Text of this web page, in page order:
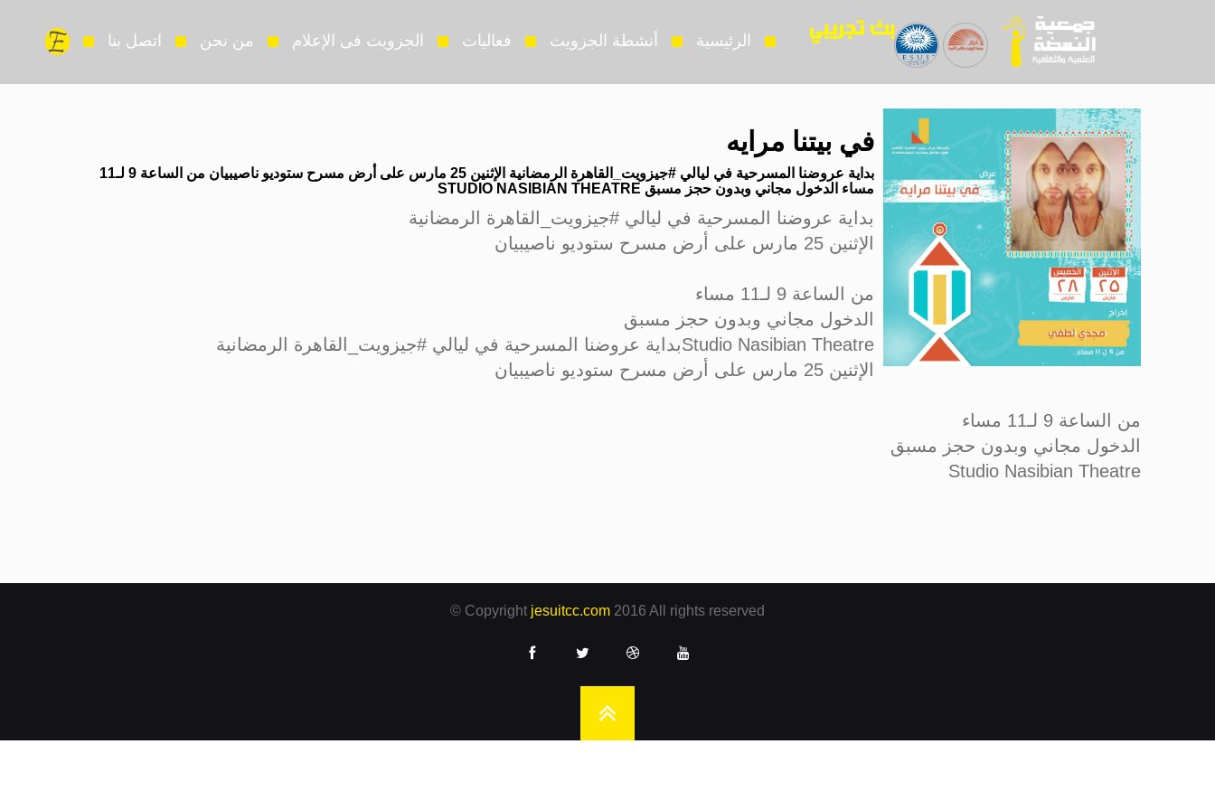
الرئيسية أنشطة الجزويت فعاليات الجزويت فى الإعلام من نحن اتصل بنا
في بيتنا مرايه
بداية عروضنا المسرحية في ليالي #جيزويت_القاهرة الرمضانية الإثنين 25 مارس على أرض مسرح ستوديو ناصيبيان من الساعة 9 لـ11
مساء الدخول مجاني وبدون حجز مسبق STUDIO NASIBIAN THEATRE
بداية عروضنا المسرحية في ليالي #جيزويت_القاهرة الرمضانية
الإثنين 25 مارس على أرض مسرح ستوديو ناصيبيان
من الساعة 9 لـ11 مساء
الدخول مجاني وبدون حجز مسبق
Studio Nasibian Theatreبداية عروضنا المسرحية في ليالي #جيزويت_القاهرة الرمضانية
الإثنين 25 مارس على أرض مسرح ستوديو ناصيبيان
من الساعة 9 لـ11 مساء
الدخول مجاني وبدون حجز مسبق
Studio Nasibian Theatre
© Copyright jesuitcc.com 2016 All rights reserved